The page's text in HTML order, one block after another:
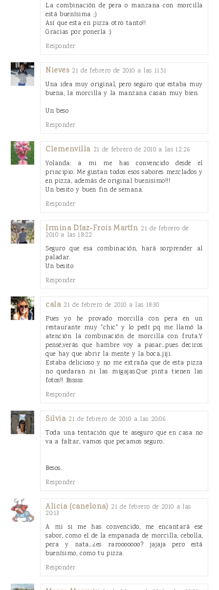
La combinación de pera o manzana con morcilla
está buenísima ;)
Así que esta en pizza otro tanto!!
Gracias por ponerla :)
Responder
Nieves 21 de febrero de 2010 a las 11:51
Una idea muy original, pero seguro que estaba muy
buena, la morcilla y la manzana casan muy bien.
Un beso
Responder
Clemenvilla 21 de febrero de 2010 a las 12:26
Yolanda: a mi me has convencido desde el
principio. Me gustan todos esos sabores mezclados y
en pizza, además de original buenisimo!!!
Un besito y buen fin de semana.
Responder
Irmina Díaz-Frois Martín 21 de febrero de
2010 a las 18:22
Seguro que esa combinación, hará sorprender al
paladar.
Un besito
Responder
cala 21 de febrero de 2010 a las 18:30
Pues yo he provado morcilla con pera en un
restaurante muy "chic" y lo pedí pq me llamó la
atención la combinación de morcilla con fruta.Y
pensé,verás que hambre voy a pasar...pues deciros
que hay que abrir la mente y la boca..jiji.
Estaba delicioso y no me extraña que de esta pizza
no quedaran ni las migajas.Que pinta tienen las
fotos!! Bsssss
Responder
Silvia 21 de febrero de 2010 a las 20:06
Toda una tentación que te aseguro que en casa no
va a faltar, vamos que pecamos seguro.
Besos.
Responder
Alicia (canelona) 21 de febrero de 2010 a las
20:13
A mi si me has convencido, me encantará ese
sabor, como el de la empanada de morcilla, cebolla,
pera y nata...¿es rarooooooo? jajaja pero está
buenísimo, como tu pizza.
Responder